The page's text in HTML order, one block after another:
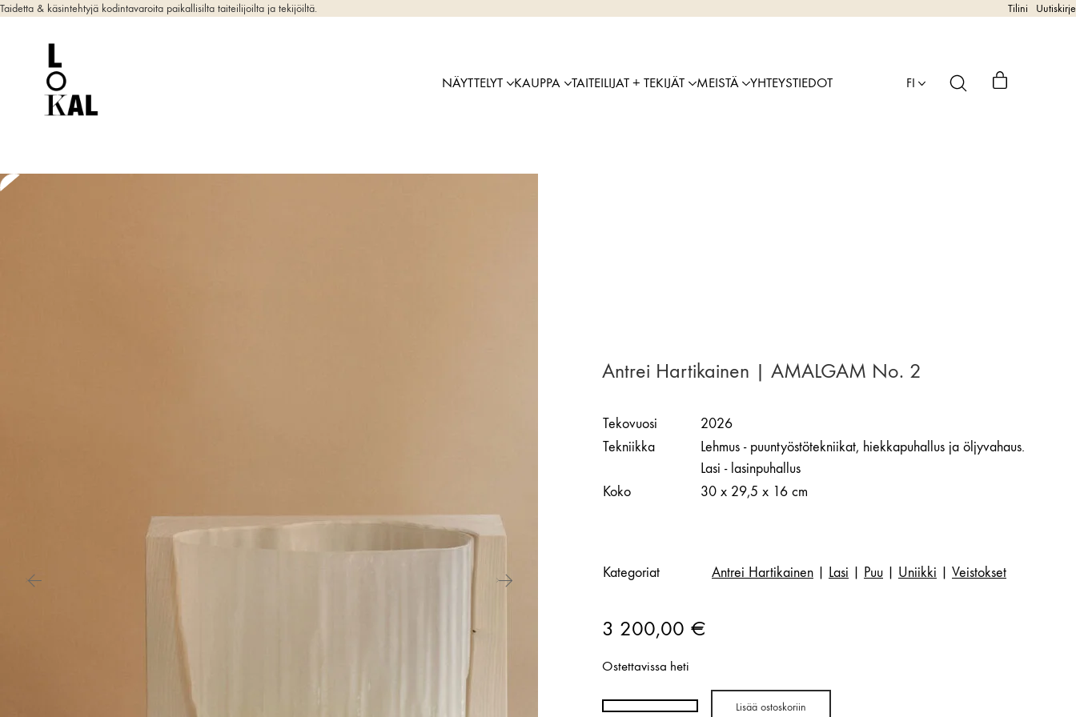
Taidetta & käsintehtyjä kodintavaroita paikallisilta taiteilijoilta ja tekijöiltä. Tilini Uutiskirje
NÄYTTELYT KAUPPA TAITEILIJAT + TEKIJÄT MEISTÄ YHTEYSTIEDOT FI
Antrei Hartikainen | AMALGAM No. 2
Tekovuosi
2026
Tekniikka
Lehmus - puuntyöstötekniikat, hiekkapuhallus ja öljyvahaus.
Lasi - lasinpuhallus
Koko
30 x 29,5 x 16 cm
Kategoriat Antrei Hartikainen Lasi Puu Uniikki Veistokset
3 200,00 €
Ostettavissa heti
Lisää ostoskoriin